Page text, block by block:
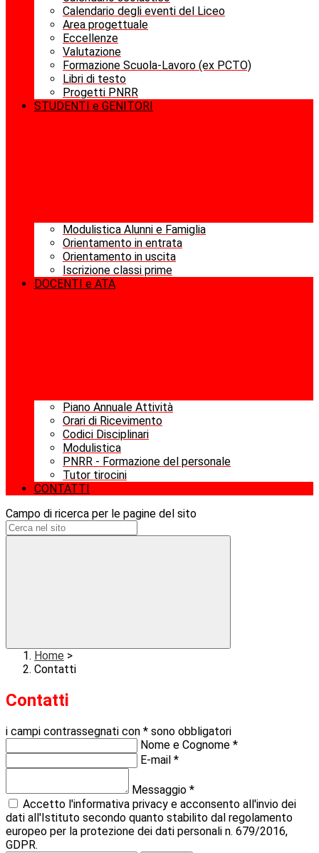
Calendario degli eventi del Liceo
Area progettuale
Eccellenze
Valutazione
Formazione Scuola-Lavoro (ex PCTO)
Libri di testo
Progetti PNRR
STUDENTI e GENITORI
Modulistica Alunni e Famiglia
Orientamento in entrata
Orientamento in uscita
Iscrizione classi prime
DOCENTI e ATA
Piano Annuale Attività
Orari di Ricevimento
Codici Disciplinari
Modulistica
PNRR - Formazione del personale
Tutor tirocini
CONTATTI
Campo di ricerca per le pagine del sito
Home >
Contatti
Contatti
i campi contrassegnati con * sono obbligatori
Nome e Cognome *
E-mail *
Messaggio *
Accetto l'informativa privacy e acconsento all'invio dei
dati all'Istituto secondo quanto stabilito dal regolamento
europeo per la protezione dei dati personali n. 679/2016,
GDPR.